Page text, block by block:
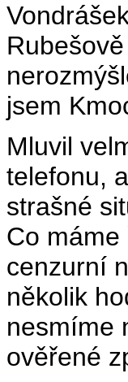
jsem
Mluvil
telefonu,
strašné
Co
cenzurní
několik
nesmíme
ověřené